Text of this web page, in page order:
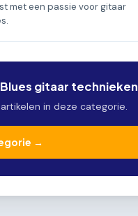
met een passie voor gitaar
gitaar technieken
in deze categorie.
→